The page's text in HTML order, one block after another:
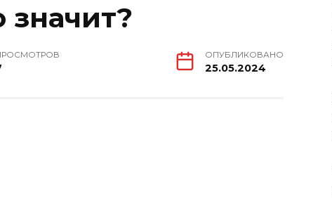
значит?
ОПУБЛИКОВАНО
25.05.2024